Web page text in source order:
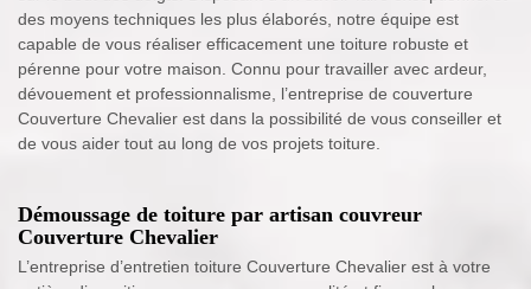
des moyens techniques les plus élaborés, notre équipe est
capable de vous réaliser efficacement une toiture robuste et
pérenne pour votre maison. Connu pour travailler avec ardeur,
dévouement et professionnalisme, l’entreprise de couverture
Couverture Chevalier est dans la possibilité de vous conseiller et
de vous aider tout au long de vos projets toiture.
Démoussage de toiture par artisan couvreur
Couverture Chevalier
L’entreprise d’entretien toiture Couverture Chevalier est à votre